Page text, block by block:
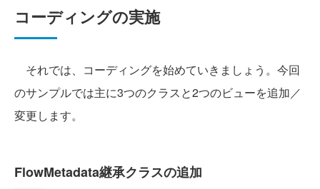
コーディングの実施
それでは、コーディングを始めていきましょう。今回
のサンプルでは主に3つのクラスと2つのビューを追加／
変更します。
FlowMetadata継承クラスの追加